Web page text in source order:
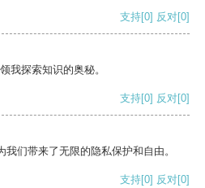
支持[0] 反对[0]
我探索知识的奥秘。
支持[0] 反对[0]
们带来了无限的隐私保护和自由。
支持[0] 反对[0]